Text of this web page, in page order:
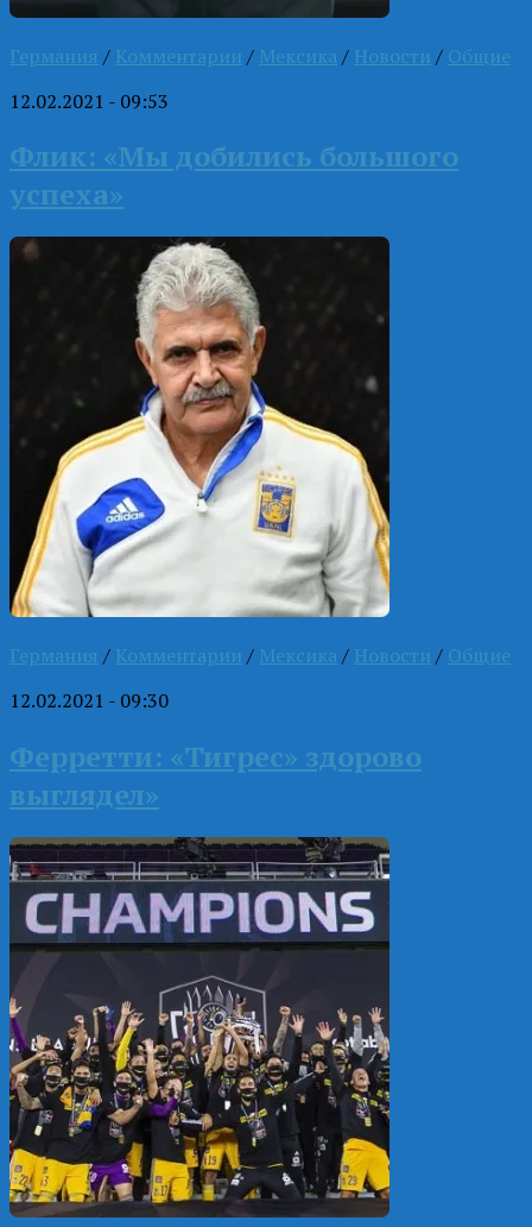
Германия / Комментарии / Мексика / Новости / Общие
12.02.2021 - 09:53
Флик: «Мы добились большого
успеха»
Германия / Комментарии / Мексика / Новости / Общие
12.02.2021 - 09:30
Ферретти: «Тигрес» здорово
выглядел»